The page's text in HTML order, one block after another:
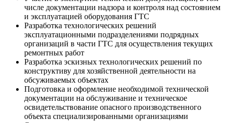
числе документации надзора и контроля над состоянием
и эксплуатацией оборудования ГТС
Разработка технологических решений
эксплуатационными подразделениями подрядных
организаций в части ГТС для осуществления текущих
ремонтных работ
Разработка эскизных технологических решений по
конструктиву для хозяйственной деятельности на
обсуживаемых объектах
Подготовка и оформление необходимой технической
документации на обслуживание и техническое
освидетельствование опасного производственного
объекта специализированными организациями